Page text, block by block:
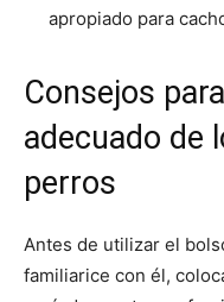
apropiado para
Consejos
adecuado de
perros
Antes de utilizar el
familiarice con él,